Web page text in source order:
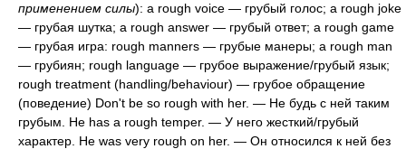
применением силы): a rough voice — грубый голос; a rough joke
— грубая шутка; a rough answer — грубый ответ; a rough game
— грубая игра: rough manners — гpyбые манеры; a rough man
— грубиян; rough language — грубое выражение/грубый язык;
rough treatment (handling/behaviour) — грубое обращение
(поведение) Don't be so rough with her. — He будь с ней таким
грубым. Не has a rough temper. — У него жесткий/грубый
характер. Не was very rough on her. — Он относился к ней без